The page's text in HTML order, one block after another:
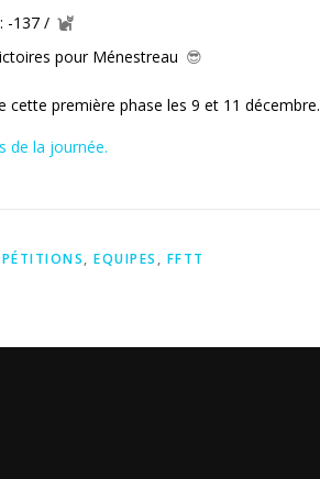
-137 /
pour Ménestreau 😎
cette première phase les 9 et 11 décembre.
de la journée.
, EQUIPES , FFTT